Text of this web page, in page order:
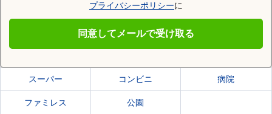
プライバシーポリシーに
同意してメールで受け取る
かほく市の施設一覧
スーパー コンビニ 病院
ファミレス 公園